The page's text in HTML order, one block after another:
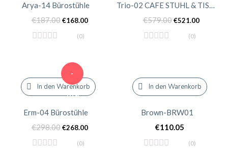
Arya-14 Bürostühle
€187.00 €168.00
(0)
Trio-02 CAFE STUHL & TISCH
€579.00 €521.00
(0)
-
10%
In den Warenkorb
Erm-04 Bürostühle
€298.00 €268.00
(0)
In den Warenkorb
Brown-BRW01
€110.05
(0)